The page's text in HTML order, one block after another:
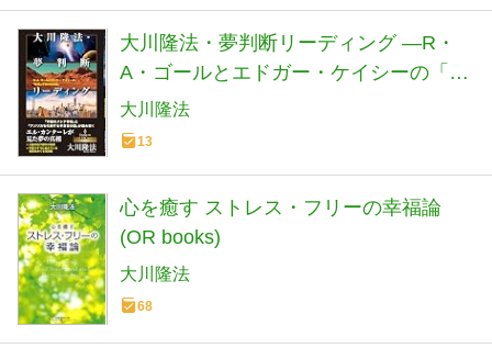
大川隆法・夢判断リーディング ―R・
A・ゴールとエドガー・ケイシーの「地
球と宇宙の未来図」― (OR BOOKS)
大川隆法
13
心を癒す ストレス・フリーの幸福論
(OR books)
大川隆法
68